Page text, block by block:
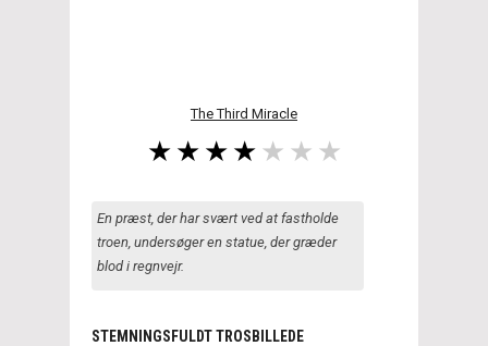
The Third Miracle
En præst, der har svært ved at fastholde
troen, undersøger en statue, der græder
blod i regnvejr.
STEMNINGSFULDT TROSBILLEDE